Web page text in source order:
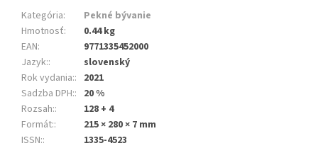
Kategória:
Pekné bývanie
Hmotnosť:
0.44 kg
EAN:
9771335452000
Jazyk::
slovenský
Rok vydania:: 2021
Sadzba DPH:: 20 %
Rozsah::
128 + 4
Formát::
215 × 280 × 7 mm
ISSN:: 1335-4523